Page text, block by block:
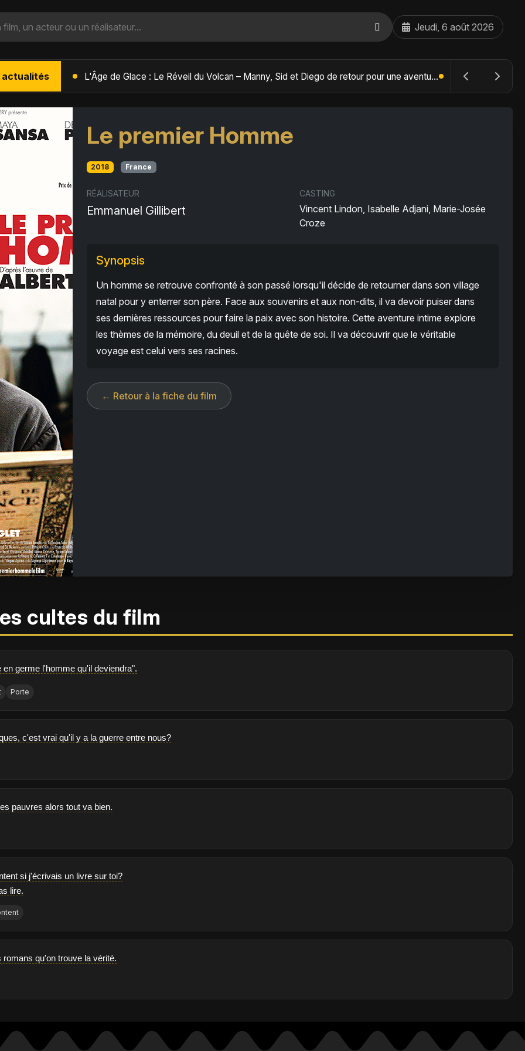
Jeudi, 6 août 2026
actualités The Batman : Part II – Robert Pattinson replonge dans les ténèbres de Gotham dès octobre 2027
Le premier Homme
2018 France
RÉALISATEUR
Emmanuel Gillibert
CASTING
Vincent Lindon, Isabelle Adjani, Marie-Josée
Croze
Synopsis
Un homme se retrouve confronté à son passé lorsqu'il décide de retourner dans son village
natal pour y enterrer son père. Face aux souvenirs et aux non-dits, il va devoir puiser dans
ses dernières ressources pour faire la paix avec son histoire. Cette aventure intime explore
les thèmes de la mémoire, du deuil et de la quête de soi. Il va découvrir que le véritable
voyage est celui vers ses racines.
← Retour à la fiche du film
cultes du film
en germe l'homme qu'il deviendra".
Porte
c'est vrai qu'il y a la guerre entre nous?
pauvres alors tout va bien.
si j'écrivais un livre sur toi?
lire.
romans qu'on trouve la vérité.